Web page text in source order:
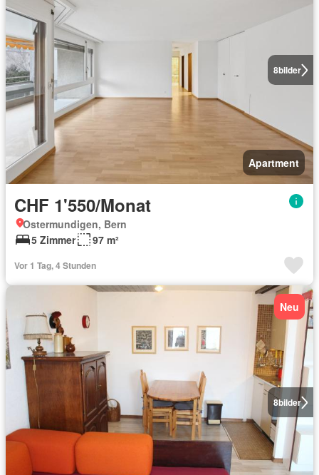
8bilder
Apartment
CHF 1'550/Monat
Ostermundigen, Bern
5 Zimmer
97 m²
Vor 1 Tag, 4 Stunden
8bilder
Neu